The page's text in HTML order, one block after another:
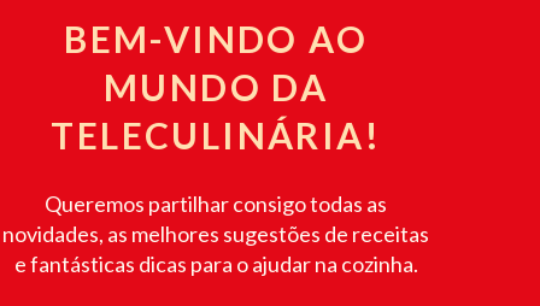
BEM-VINDO AO
MUNDO DA
TELECULINÁRIA!
Queremos partilhar consigo todas as
novidades, as melhores sugestões de receitas
e fantásticas dicas para o ajudar na cozinha.